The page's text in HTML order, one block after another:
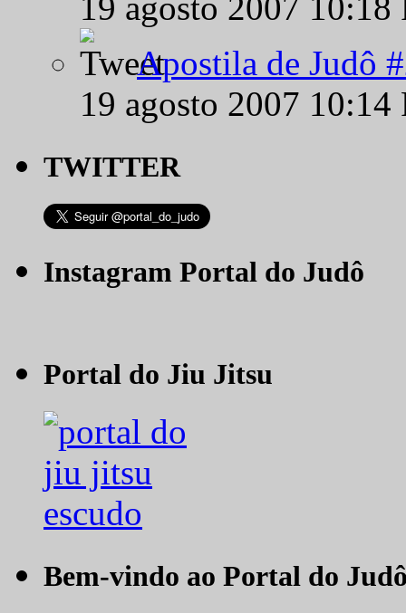
Apostila de Judô
19 agosto 2007
TWITTER
Instagram Portal do Judô
Portal do Jiu Jitsu
Bem-vindo ao Portal do